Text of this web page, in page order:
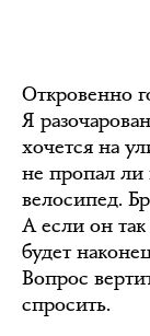
Откровенно
Я
хочется на
не пропал ли
велосипед.
А если он
будет
Вопрос
спросить.